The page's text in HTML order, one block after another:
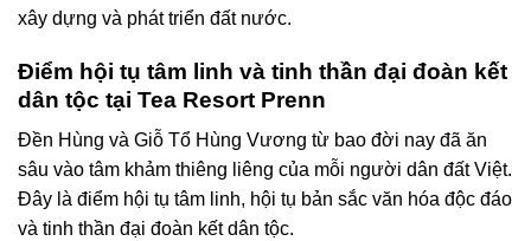
xây dựng và phát triển đất nước.
Điểm hội tụ tâm linh và tinh thần đại đoàn kết
dân tộc tại Tea Resort Prenn
Đền Hùng và Giỗ Tổ Hùng Vương từ bao đời nay đã ăn
sâu vào tâm khảm thiêng liêng của mỗi người dân đất Việt.
Đây là điểm hội tụ tâm linh, hội tụ bản sắc văn hóa độc đáo
và tinh thần đại đoàn kết dân tộc.